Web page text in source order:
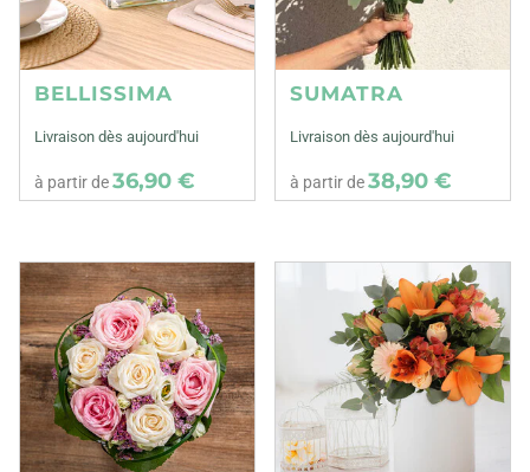
BELLISSIMA
Livraison dès aujourd'hui
à partir de36,90 €
SUMATRA
Livraison dès aujourd'hui
à partir de38,90 €